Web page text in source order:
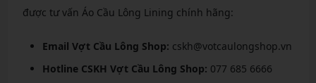
được tư vấn Áo Cầu Lông Lining chính hãng:
Email Vợt Cầu Lông Shop: cskh@votcaulongshop.vn
Hotline CSKH Vợt Cầu Lông Shop: 077 685 6666